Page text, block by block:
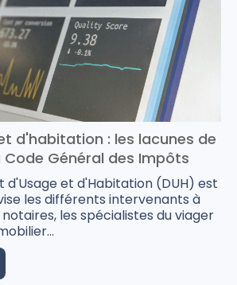
d'habitation : les lacunes de
Général des Impôts
d'Usage et d'Habitation (DUH) est
les différents intervenants à
les spécialistes du viager